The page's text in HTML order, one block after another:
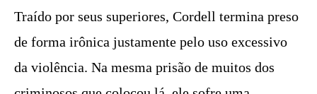
Traído por seus superiores, Cordell termina preso
de forma irônica justamente pelo uso excessivo
da violência. Na mesma prisão de muitos dos